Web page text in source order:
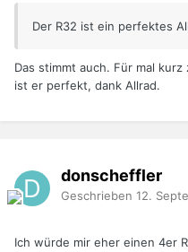
Der R32 ist ein perfektes
Das stimmt auch. Für mal
ist er perfekt, dank Allrad.
donscheffler
Geschrieben 12.
Ich würde mir eher einen 4er